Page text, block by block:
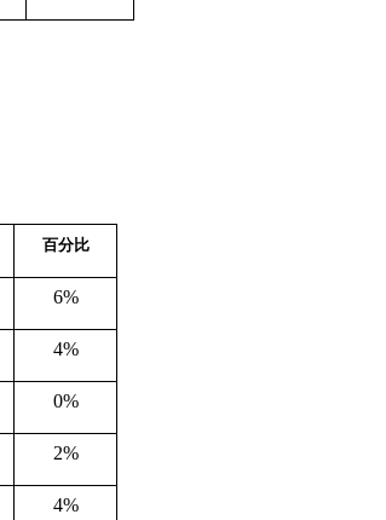
百分比
6%
4%
0%
2%
4%